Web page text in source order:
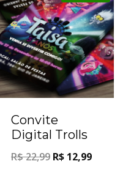
Convite
Digital Trolls
R$22,99 R$ 12,99